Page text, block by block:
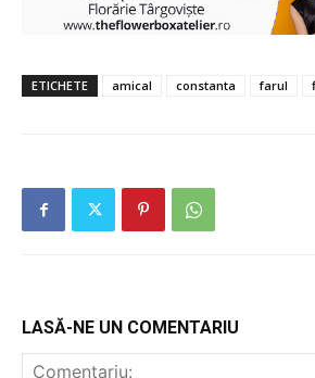
ETICHETE amical constanta farul
LASĂ-NE UN COMENTARIU